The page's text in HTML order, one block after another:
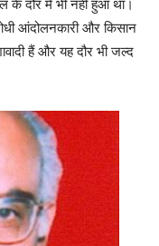
के दौर में भी नहीं हुआ था।
आंदोलनकारी और किसान
हैं और यह दौर भी जल्द